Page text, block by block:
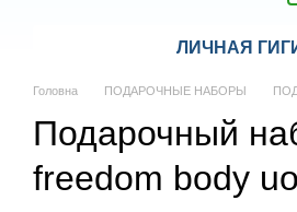
ЛИЧНАЯ
Головна ПОДАРОЧНЫЕ НАБОРЫ
Подарочный
freedom body